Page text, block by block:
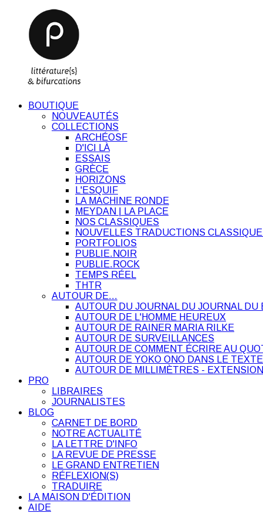
BOUTIQUE
NOUVEAUTÉS
COLLECTIONS
ARCHÉOSF
D'ICI LÀ
ESSAIS
GRÈCE
HORIZONS
L'ESQUIF
LA MACHINE RONDE
MEYDAN | LA PLACE
NOS CLASSIQUES
NOUVELLES TRADUCTIONS
PORTFOLIOS
PUBLIE.NOIR
PUBLIE.ROCK
TEMPS RÉEL
THTR
AUTOUR DE…
AUTOUR DU JOURNAL DU JOURNAL DU
AUTOUR DE L'HOMME HEUREUX
AUTOUR DE RAINER MARIA RILKE
AUTOUR DE SURVEILLANCES
AUTOUR DE COMMENT ÉCRIRE AU
AUTOUR DE YOKO ONO DANS LE TEXTE
AUTOUR DE MILLIMÈTRES -
PRO
LIBRAIRES
JOURNALISTES
BLOG
CARNET DE BORD
NOTRE ACTUALITÉ
LA LETTRE D'INFO
LA REVUE DE PRESSE
LE GRAND ENTRETIEN
RÉFLEXION(S)
TRADUIRE
LA MAISON D'ÉDITION
AIDE